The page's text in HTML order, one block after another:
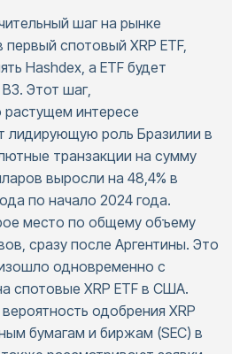
шаг на рынке
спотовый XRP ETF,
Hashdex, а ETF будет
Этот шаг,
интересе
лидирующую роль Бразилии в
транзакции на сумму
выросли на 48,4% в
по начало 2024 года.
место по общему объему
сразу после Аргентины. Это
одновременно с
спотовые XRP ETF в США.
одобрения XRP
бумагам и биржам (SEC) в